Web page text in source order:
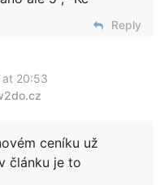
Reply
at 20:53
ceníku už
článku je to